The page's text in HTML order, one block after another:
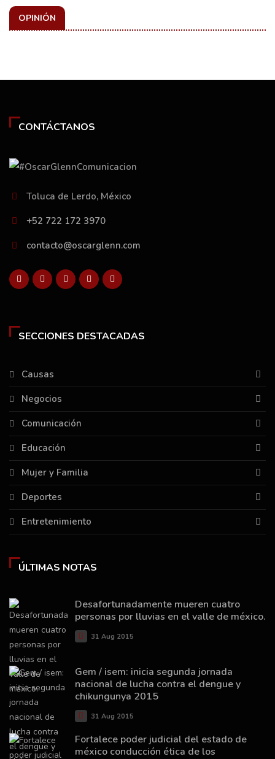
OPINIÓN
CONTÁCTANOS
Toluca de Lerdo, México
+52 722 172 3970
contacto@oscarglenn.com
SECCIONES DESTACADAS
Causas
Negocios
Comunicación
Educación
Mujer y Familia
Deportes
Entretenimiento
ÚLTIMAS NOTAS
Desafortunadamente mueren cuatro
personas por lluvias en el valle de méxico.
31 Aug 2015
Gem / isem: inicia segunda jornada
nacional de lucha contra el dengue y
chikungunya 2015
31 Aug 2015
Fortalece poder judicial del estado de
méxico conducción ética de los